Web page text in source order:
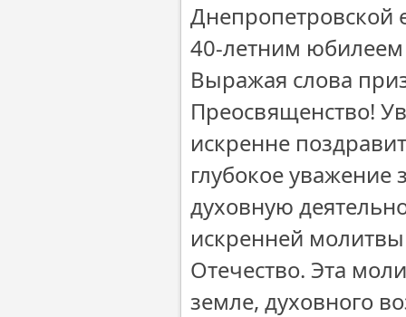
Днепропетровской
40-летним
Выражая слова
Преосвященство!
искренне
глубокое уважение
духовную
искренней
Отечество. Эта
земле, духовного